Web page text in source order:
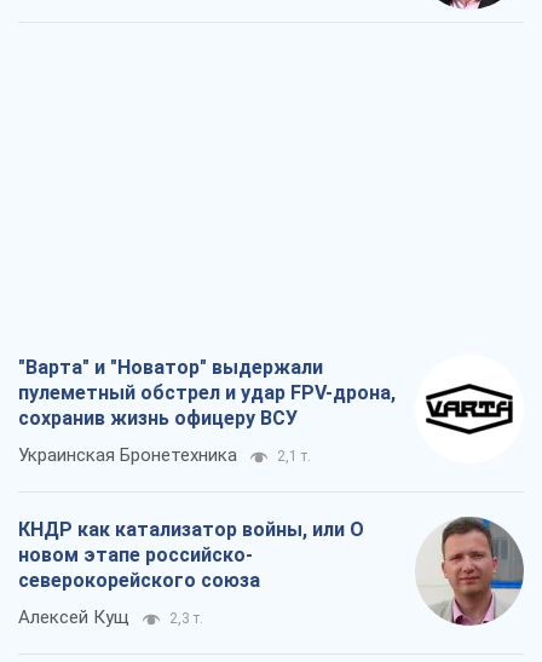
"Варта" и "Новатор" выдержали
пулеметный обстрел и удар FPV-дрона,
сохранив жизнь офицеру ВСУ
Украинская Бронетехника 2,1 т.
КНДР как катализатор войны, или О
новом этапе российско-
северокорейского союза
Алексей Кущ 2,3 т.